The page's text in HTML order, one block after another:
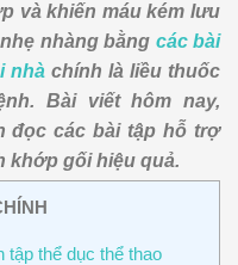
và khiến máu kém lưu
nhàng bằng các bài
nhà chính là liều thuốc
Bài viết hôm nay,
đọc các bài tập hỗ trợ
khớp gối hiệu quả.
tập thể dục thể thao